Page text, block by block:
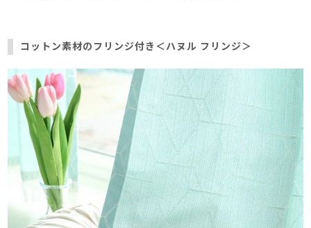
コットン素材のフリンジ付き＜ハヌル フリンジ＞